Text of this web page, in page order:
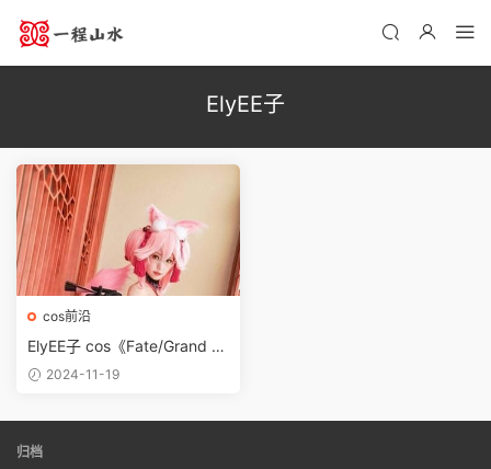
ElyEE子
cos前沿
ElyEE子 cos《Fate/Grand Or
der》玉藻前
2024-11-19
归档